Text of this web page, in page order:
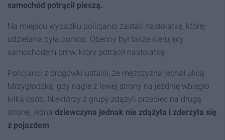
samochód potrącił pieszą.
Na miejscu wypadku policjanci zastali nastolatkę, której
udzielana była pomoc. Obecny był także kierujący
samochodem bmw, który potrącił nastolatkę.
Policjanci z drogówki ustalili, że mężczyzna jechał ulicą
Mrzygłodzką, gdy nagle z lewej strony na jezdnię wbiegło
kilka osób. Niektórzy z grupy zdążyli przebiec na drugą
stronę, jedna dziewczyna jednak nie zdążyła i zderzyła się
z pojazdem.